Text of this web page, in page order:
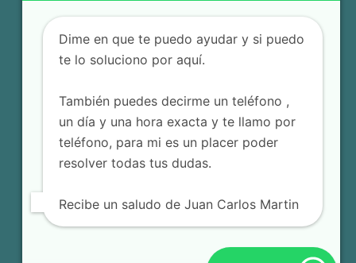
Dime en que te puedo ayudar y si puedo
te lo soluciono por aquí.
También puedes decirme un teléfono ,
un día y una hora exacta y te llamo por
teléfono, para mi es un placer poder
resolver todas tus dudas.
Recibe un saludo de Juan Carlos Martin